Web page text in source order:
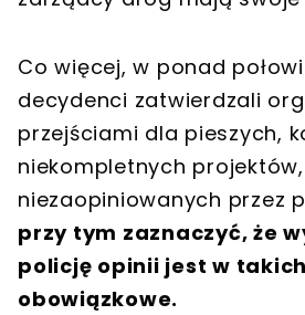
Co więcej, w ponad
decydenci zatwierdzali
przejściami dla pieszych,
niekompletnych projektów,
niezaopiniowanych przez
przy tym zaznaczyć, że
policję opinii jest w
obowiązkowe.